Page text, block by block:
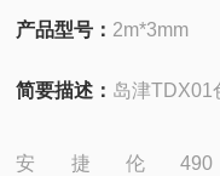
产品型号： 2m*3mm
简要描述： 岛津TDX01
安捷伦